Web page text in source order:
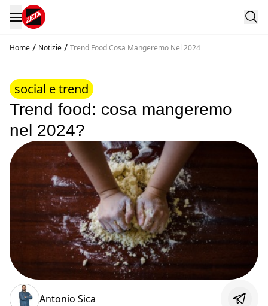
Home / Notizie / Trend Food Cosa Mangeremo Nel 2024
social e trend
Trend food: cosa mangeremo
nel 2024?
Antonio Sica